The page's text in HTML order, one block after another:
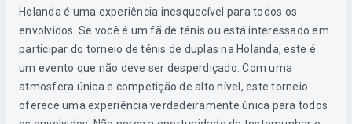
Holanda é uma experiência inesquecível para todos os
envolvidos. Se você é um fã de ténis ou está interessado em
participar do torneio de ténis de duplas na Holanda, este é
um evento que não deve ser desperdiçado. Com uma
atmosfera única e competição de alto nível, este torneio
oferece uma experiência verdadeiramente única para todos